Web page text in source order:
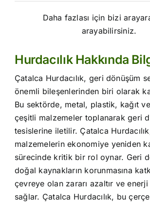
Daha fazlası için bizi
arayabilirsiniz.
Hurdacılık Hakkında
Çatalca Hurdacılık, geri dönüşüm
önemli bileşenlerinden biri olarak
Bu sektörde, metal, plastik, kağıt
çeşitli malzemeler toplanarak geri
tesislerine iletilir. Çatalca
malzemelerin ekonomiye yeniden
sürecinde kritik bir rol oynar. Geri
doğal kaynakların korunmasına
çevreye olan zararı azaltır ve
sağlar. Çatalca Hurdacılık, bu